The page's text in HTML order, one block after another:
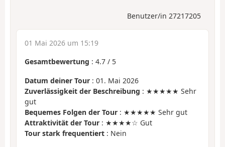
Benutzer/in 27217205
01 Mai 2026 um 15:19
Gesamtbewertung : 4.7 / 5
Datum deiner Tour : 01. Mai 2026
Zuverlässigkeit der Beschreibung : ★★★★★ Sehr
gut
Bequemes Folgen der Tour : ★★★★★ Sehr gut
Attraktivität der Tour : ★★★★☆ Gut
Tour stark frequentiert : Nein